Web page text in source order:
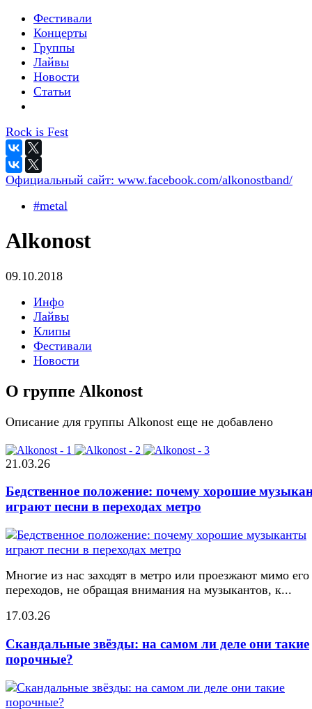
Фестивали
Концерты
Группы
Лайвы
Новости
Статьи
Rock is Fest
Официальный сайт: www.facebook.com/alkonostband/
#metal
Alkonost
09.10.2018
Инфо
Лайвы
Клипы
Фестивали
Новости
О группе Alkonost
Описание для группы Alkonost еще не добавлено
21.03.26
Бедственное положение: почему хорошие
играют песни в переходах метро
Многие из нас заходят в метро или проезжают мимо его
переходов, не обращая внимания на музыкантов, к...
17.03.26
Скандальные звёзды: на самом ли деле они такие
порочные?